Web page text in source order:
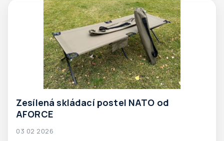
Zesílená skládací postel NATO od
AFORCE
03 02 2026